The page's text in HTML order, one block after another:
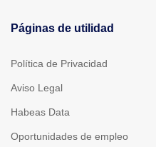
Páginas de utilidad
Política de Privacidad
Aviso Legal
Habeas Data
Oportunidades de empleo